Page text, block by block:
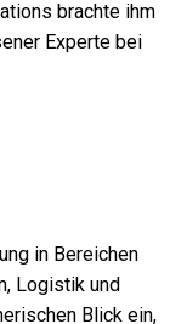
brachte ihm
Experte bei
in Bereichen
Logistik und
Blick ein,